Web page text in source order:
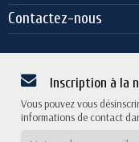
Contactez-nous
Inscription à la
Vous pouvez vous
informations de contact